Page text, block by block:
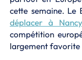
cette semaine. Le
déplacer à Nancy
compétition
largement favorite